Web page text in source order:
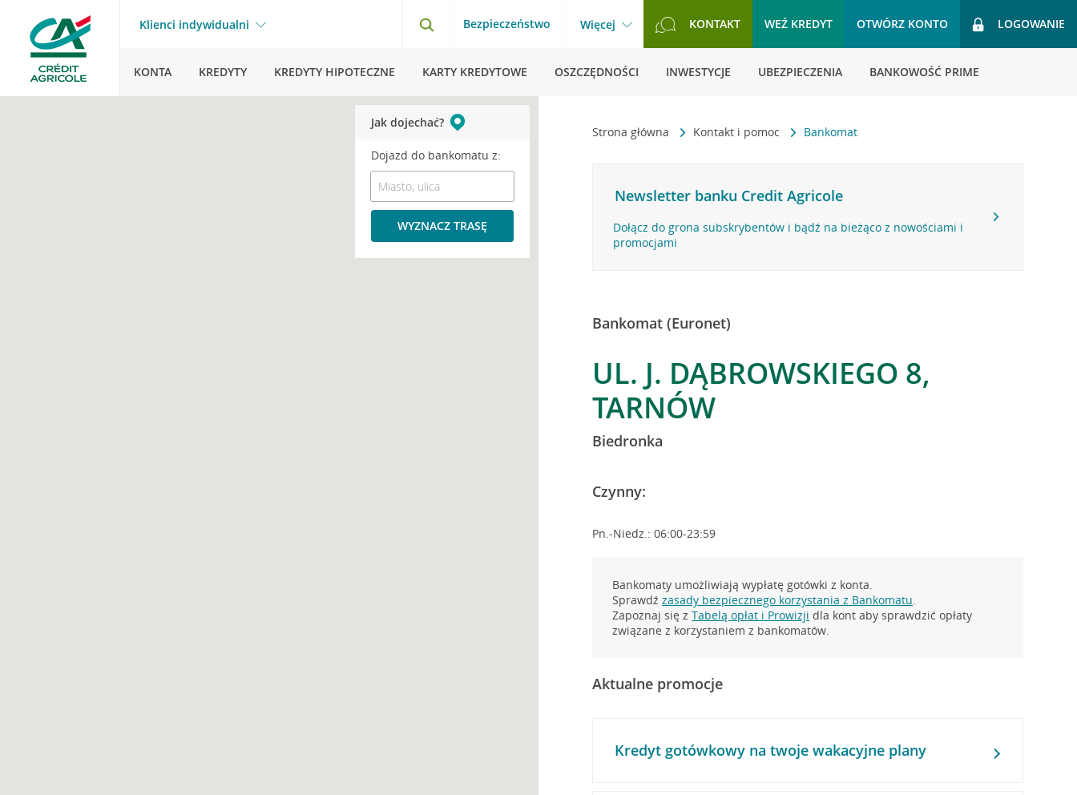
Klienci indywidualni Bezpieczeństwo Więcej KONTAKT WEŹ KREDYT OTWÓRZ KONTO LOGOWANIE
KONTA KREDYTY KREDYTY HIPOTECZNE KARTY KREDYTOWE OSZCZĘDNOŚCI INWESTYCJE UBEZPIECZENIA BANKOWOŚĆ PRIME
Strona główna Kontakt i pomoc Bankomat
Newsletter banku Credit Agricole
Dołącz do grona subskrybentów i bądź na bieżąco z nowościami i
promocjami
Bankomat (Euronet)
UL. J. DĄBROWSKIEGO 8,
TARNÓW
Biedronka
Czynny:
Pn.-Niedz.: 06:00-23:59
Bankomaty umożliwiają wypłatę gotówki z konta.
Sprawdźzasady bezpiecznego korzystania z Bankomatu.
Zapoznaj się zTabelą opłat i Prowizji dla kont aby sprawdzić opłaty
związane z korzystaniem z bankomatów.
Aktualne promocje
Kredyt gotówkowy na twoje wakacyjne plany
Jak dojechać?
Dojazd do bankomatu z:
WYZNACZ TRASĘ